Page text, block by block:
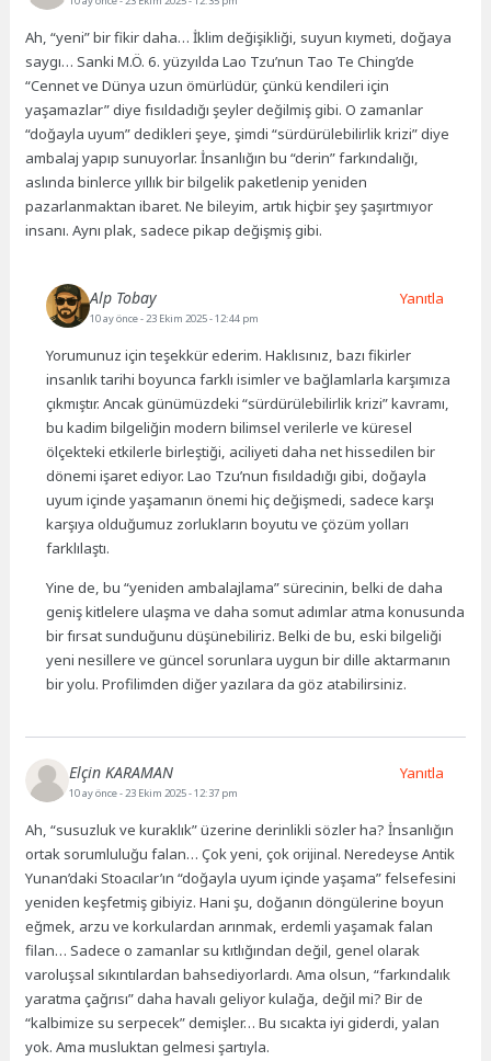
Ah, “yeni” bir fikir daha… İklim değişikliği, suyun kıymeti, doğaya
saygı… Sanki M.Ö. 6. yüzyılda Lao Tzu’nun Tao Te Ching’de
“Cennet ve Dünya uzun ömürlüdür, çünkü kendileri için
yaşamazlar” diye fısıldadığı şeyler değilmiş gibi. O zamanlar
“doğayla uyum” dedikleri şeye, şimdi “sürdürülebilirlik krizi” diye
ambalaj yapıp sunuyorlar. İnsanlığın bu “derin” farkındalığı,
aslında binlerce yıllık bir bilgelik paketlenip yeniden
pazarlanmaktan ibaret. Ne bileyim, artık hiçbir şey şaşırtmıyor
insanı. Aynı plak, sadece pikap değişmiş gibi.
Alp Tobay
10 ay önce- 23 Ekim 2025 - 12:44 pm
Yorumunuz için teşekkür ederim. Haklısınız, bazı fikirler
insanlık tarihi boyunca farklı isimler ve bağlamlarla karşımıza
çıkmıştır. Ancak günümüzdeki “sürdürülebilirlik krizi” kavramı,
bu kadim bilgeliğin modern bilimsel verilerle ve küresel
ölçekteki etkilerle birleştiği, aciliyeti daha net hissedilen bir
dönemi işaret ediyor. Lao Tzu’nun fısıldadığı gibi, doğayla
uyum içinde yaşamanın önemi hiç değişmedi, sadece karşı
karşıya olduğumuz zorlukların boyutu ve çözüm yolları
farklılaştı.
Yine de, bu “yeniden ambalajlama” sürecinin, belki de daha
geniş kitlelere ulaşma ve daha somut adımlar atma konusunda
bir fırsat sunduğunu düşünebiliriz. Belki de bu, eski bilgeliği
yeni nesillere ve güncel sorunlara uygun bir dille aktarmanın
bir yolu. Profilimden diğer yazılara da göz atabilirsiniz.
Yanıtla
Elçin KARAMAN
10 ay önce- 23 Ekim 2025 - 12:37 pm
Ah, “susuzluk ve kuraklık” üzerine derinlikli sözler ha? İnsanlığın
ortak sorumluluğu falan… Çok yeni, çok orijinal. Neredeyse Antik
Yunan’daki Stoacılar’ın “doğayla uyum içinde yaşama” felsefesini
yeniden keşfetmiş gibiyiz. Hani şu, doğanın döngülerine boyun
eğmek, arzu ve korkulardan arınmak, erdemli yaşamak falan
filan… Sadece o zamanlar su kıtlığından değil, genel olarak
varoluşsal sıkıntılardan bahsediyorlardı. Ama olsun, “farkındalık
yaratma çağrısı” daha havalı geliyor kulağa, değil mi? Bir de
“kalbimize su serpecek” demişler… Bu sıcakta iyi giderdi, yalan
yok. Ama musluktan gelmesi şartıyla.
Yanıtla